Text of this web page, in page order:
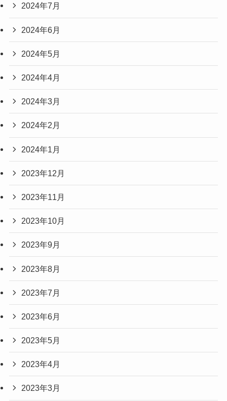
2024年7月
2024年6月
2024年5月
2024年4月
2024年3月
2024年2月
2024年1月
2023年12月
2023年11月
2023年10月
2023年9月
2023年8月
2023年7月
2023年6月
2023年5月
2023年4月
2023年3月